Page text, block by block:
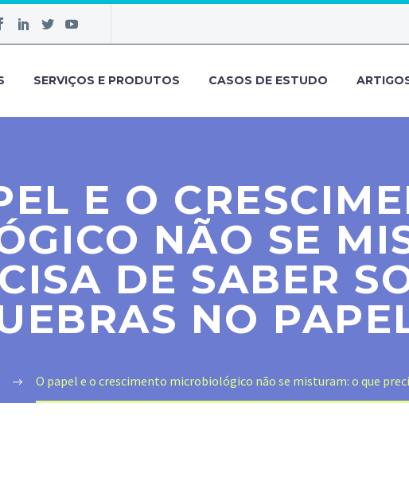
SERVIÇOS E PRODUTOS CASOS DE ESTUDO
E O
NÃO SE
DE SABER
NO
O papel e o crescimento microbiológico não se misturam: o que